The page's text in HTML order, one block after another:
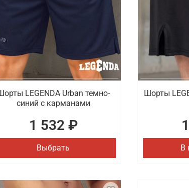
и детей с доставкой в Сургуте
для бокса. Мы предлагаем большой выбор
Доставка оформленных заказов проводится
LEGENDA Urban темно-
синий с карманами
1 532 ₽
Выбрать
Шорты
В